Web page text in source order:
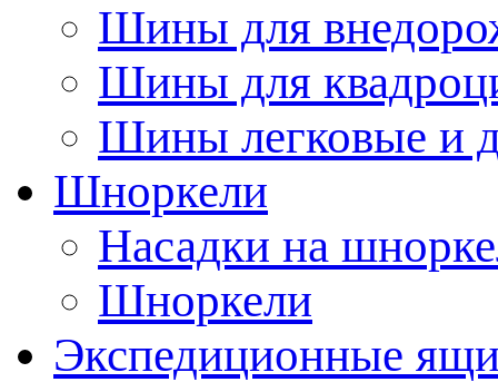
Шины для
Шины для
Шины легковые и
Шноркели
Насадки на
Шноркели
Экспедиционные